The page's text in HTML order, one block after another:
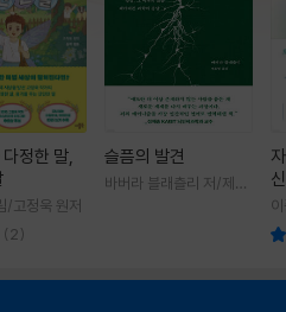
정한 말,
/고정욱 원저
( 2)
슬픔의 발견
바버라 블래츨리 저/제효